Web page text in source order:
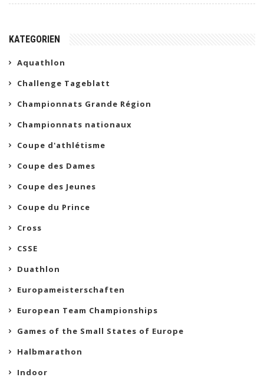
KATEGORIEN
Aquathlon
Challenge Tageblatt
Championnats Grande Région
Championnats nationaux
Coupe d'athlétisme
Coupe des Dames
Coupe des Jeunes
Coupe du Prince
Cross
CSSE
Duathlon
Europameisterschaften
European Team Championships
Games of the Small States of Europe
Halbmarathon
Indoor